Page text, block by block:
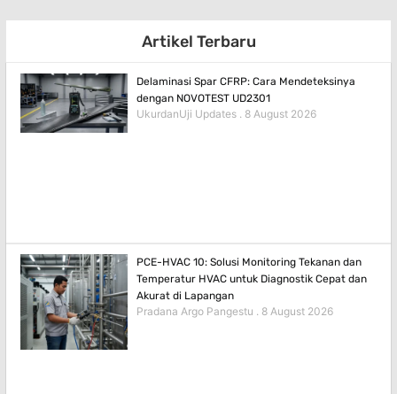
Artikel Terbaru
Delaminasi Spar CFRP: Cara Mendeteksinya
dengan NOVOTEST UD2301
UkurdanUji Updates 8 August 2026
PCE-HVAC 10: Solusi Monitoring Tekanan dan
Temperatur HVAC untuk Diagnostik Cepat dan
Akurat di Lapangan
Pradana Argo Pangestu 8 August 2026